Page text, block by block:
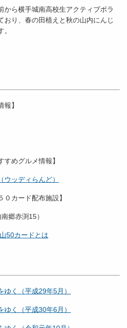
から横手城南高校生アクティブボラ
おり、春の田植えと秋の山内にんじ
報】
すめグルメ情報】
ッディらんど）
０カード配布施設】
郷赤渕15）
50カードとは
く（平成29年5月）
く（平成30年6月）